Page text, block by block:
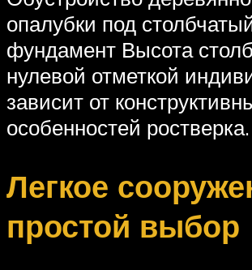
опалубки под
фундамент Высота
нулевой отметкой
зависит от
особенностей ростверка.
Легкое
простой выбор